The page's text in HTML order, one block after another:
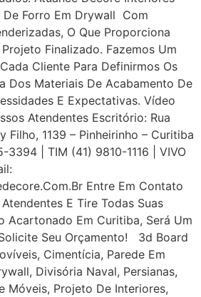
Forro Em Drywall Com
O Que Proporciona
Finalizado. Fazemos Um
Cliente Para Definirmos Os
Dos Materiais De Acabamento De
E Expectativas. Vídeo
Atendentes Escritório: Rua
Filho, 1139 – Pinheirinho – Curitiba
3394 | TIM (41) 9810-1116 | VIVO
Entre Em Contato
E Tire Todas Suas
Acartonado Em Curitiba, Será Um
Seu Orçamento! 3d Board
Cimentícia, Parede Em
Divisória Naval, Persianas,
Móveis, Projeto De Interiores,